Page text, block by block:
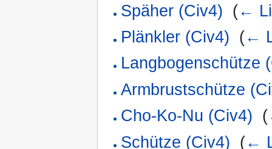
Späher (Civ4) (←
Plänkler (Civ4) (←
Langbogenschütze
Armbrustschütze
Cho-Ko-Nu (Civ4) (
Schütze (Civ4) (←